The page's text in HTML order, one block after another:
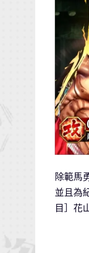
除範馬
並且為
目］花